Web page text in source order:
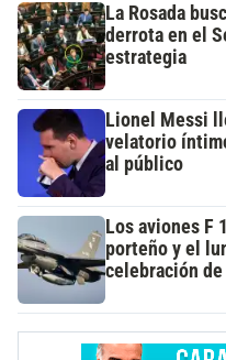
La Rosada
derrota en el
estrategia
Lionel Messi
velatorio
al público
Los aviones F
porteño y el
celebración